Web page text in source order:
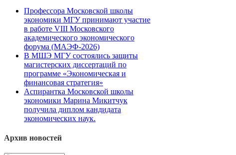
Профессора Московской школы
экономики МГУ принимают участие
в работе VIII Московского
академического экономического
форума (МАЭФ-2026)
В МШЭ МГУ состоялись защиты
магистерских диссертаций по
программе «Экономическая и
финансовая стратегия»
Аспирантка Московской школы
экономики Марина Микитчук
получила диплом кандидата
экономических наук.
Архив новостей